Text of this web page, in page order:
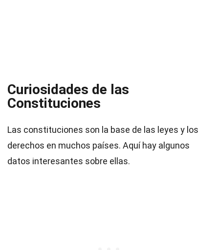
Curiosidades de las
Constituciones
Las constituciones son la base de las leyes y los
derechos en muchos países. Aquí hay algunos
datos interesantes sobre ellas.